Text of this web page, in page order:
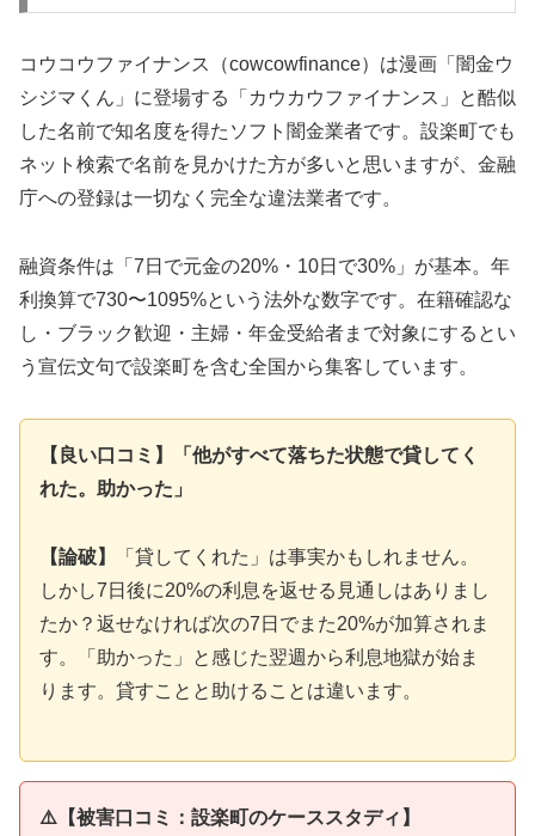
コウコウファイナンス（cowcowfinance）は漫画「闇金ウ
シジマくん」に登場する「カウカウファイナンス」と酷似
した名前で知名度を得たソフト闇金業者です。設楽町でも
ネット検索で名前を見かけた方が多いと思いますが、金融
庁への登録は一切なく完全な違法業者です。
融資条件は「7日で元金の20%・10日で30%」が基本。年
利換算で730〜1095%という法外な数字です。在籍確認な
し・ブラック歓迎・主婦・年金受給者まで対象にするとい
う宣伝文句で設楽町を含む全国から集客しています。
【良い口コミ】「他がすべて落ちた状態で貸してく
れた。助かった」
【論破】
「貸してくれた」は事実かもしれません。
しかし7日後に20%の利息を返せる見通しはありまし
たか？返せなければ次の7日でまた20%が加算されま
す。「助かった」と感じた翌週から利息地獄が始ま
ります。貸すことと助けることは違います。
⚠️【被害口コミ：設楽町のケーススタディ】